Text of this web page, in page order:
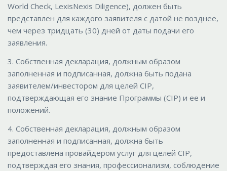
World Check, LexisNexis Diligence), должен быть
представлен для каждого заявителя с датой не позднее,
чем через тридцать (30) дней от даты подачи его
заявления.
3. Собственная декларация, должным образом
заполненная и подписанная, должна быть подана
заявителем/инвестором для целей CIP,
подтверждающая его знание Программы (CIP) и ее и
положений.
4. Собственная декларация, должным образом
заполненная и подписанная, должна быть
предоставлена провайдером услуг для целей CIP,
подтверждая его знания, профессионализм, соблюдение